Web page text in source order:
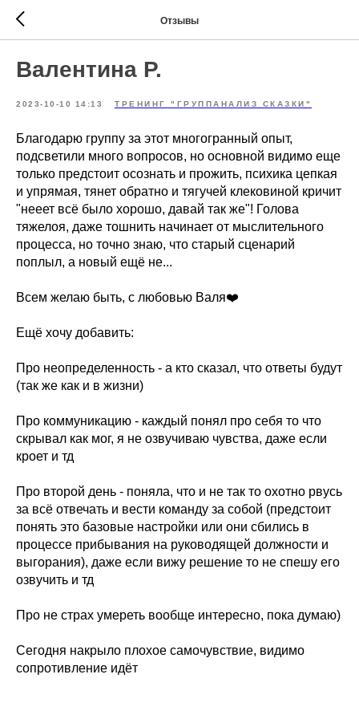
Отзывы
Валентина Р.
2023-10-10 14:13 ТРЕНИНГ "ГРУППАНАЛИЗ СКАЗКИ"
Благодарю группу за этот многогранный опыт,
подсветили много вопросов, но основной видимо еще
только предстоит осознать и прожить, психика цепкая
и упрямая, тянет обратно и тягучей клековиной кричит
"нееет всё было хорошо, давай так же"! Голова
тяжелоя, даже тошнить начинает от мыслительного
процесса, но точно знаю, что старый сценарий
поплыл, а новый ещё не...
Всем желаю быть, с любовью Валя❤️
Ещё хочу добавить:
Про неопределенность - а кто сказал, что ответы будут
(так же как и в жизни)
Про коммуникацию - каждый понял про себя то что
скрывал как мог, я не озвучиваю чувства, даже если
кроет и тд
Про второй день - поняла, что и не так то охотно рвусь
за всё отвечать и вести команду за собой (предстоит
понять это базовые настройки или они сбились в
процессе прибывания на руководящей должности и
выгорания), даже если вижу решение то не спешу его
озвучить и тд
Про не страх умереть вообще интересно, пока думаю)
Сегодня накрыло плохое самочувствие, видимо
сопротивление идёт